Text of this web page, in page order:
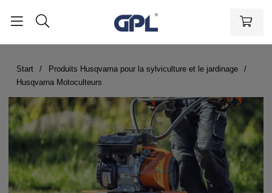
Start
Produits Husqvarna pour la sylviculture et le jardinage
Husqvarna Motoculteurs